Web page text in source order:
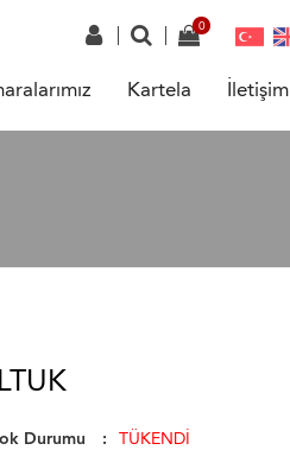
Kartela İletişim
Durumu TÜKENDİ